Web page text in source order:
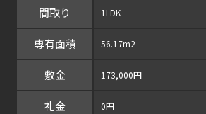
間取り 1LDK
専有面積 56.17m2
敷金 173,000円
礼金 0円